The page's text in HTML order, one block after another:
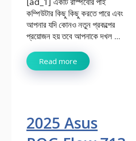
কম্পিউটার কিছু কিছু করতে পারে এবং
আপনার যদি কোনও নতুন প্রকল্পের
প্রয়োজন হয় তবে আপনাকে দখল ...
Read more
2025 Asus